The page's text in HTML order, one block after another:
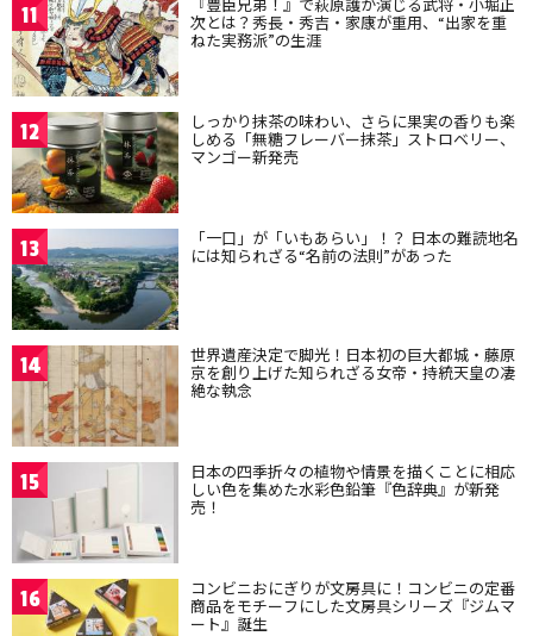
11 次とは？秀長・秀吉・家康が重用、“出家を重
ねた実務派”の生涯
12 しっかり抹茶の味わい、さらに果実の香りも楽
しめる「無糖フレーバー抹茶」ストロベリー、
マンゴー新発売
13 「一口」が「いもあらい」！？ 日本の難読地名
には知られざる“名前の法則”があった
14 世界遺産決定で脚光！日本初の巨大都城・藤原
京を創り上げた知られざる女帝・持統天皇の凄
絶な執念
15 日本の四季折々の植物や情景を描くことに相応
しい色を集めた水彩色鉛筆『色辞典』が新発
売！
16 コンビニおにぎりが文房具に！コンビニの定番
商品をモチーフにした文房具シリーズ『ジムマ
ート』誕生